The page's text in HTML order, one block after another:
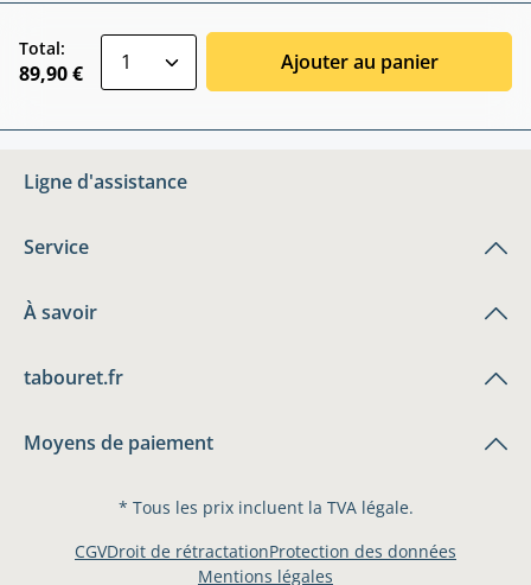
Total:
89,90 € Ajouter au panier
Ligne d'assistance
Service
À savoir
tabouret.fr
Moyens de paiement
* Tous les prix incluent la TVA légale.
CGVDroit de rétractationProtection des données
Mentions légales